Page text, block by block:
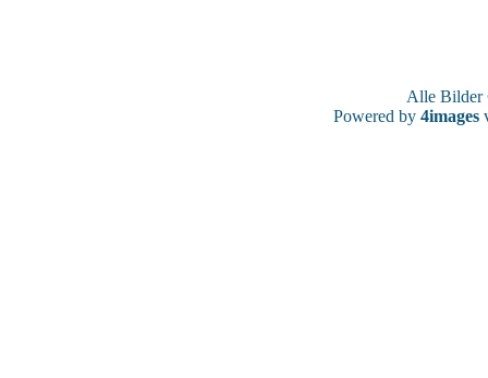
Alle
Powered by 4images